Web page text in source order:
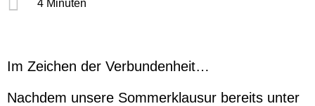
4 Minuten
Im Zeichen der Verbundenheit…
Nachdem unsere Sommerklausur bereits unter